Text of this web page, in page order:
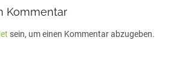
Kommentar
sein, um einen Kommentar abzugeben.